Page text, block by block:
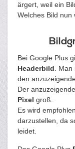
ärgert, weil ein
Welches Bild nun
Bei Google Plus
Headerbild .
den
Der
Pixel groß.
Es wird empfohlen
darzustellen, da
leidet.